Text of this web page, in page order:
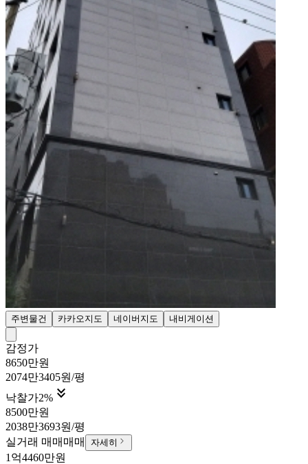
주변물건 카카오지도 네이버지도 내비게이션
감정가
8650만원
2074만3405원/평
낙찰가2% 
8500만원
2038만3693원/평
실거래 매매 매매 자세히
1억4460만원